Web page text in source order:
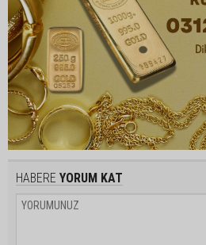
HABERE YORUM KAT